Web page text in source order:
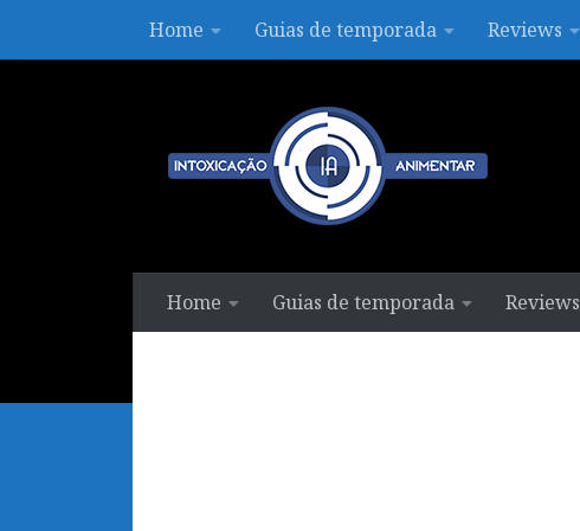
Skip to contentHome Guias de temporada Reviews
Home Guias de temporada Reviews